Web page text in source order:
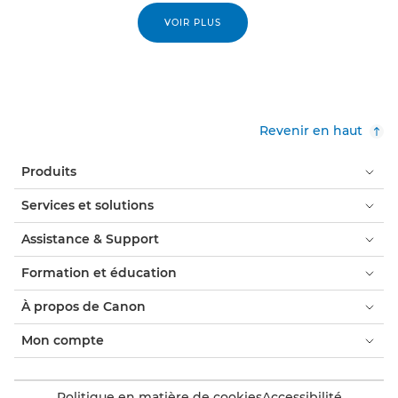
VOIR PLUS
Revenir en haut
Produits
Services et solutions
Assistance & Support
Formation et éducation
À propos de Canon
Mon compte